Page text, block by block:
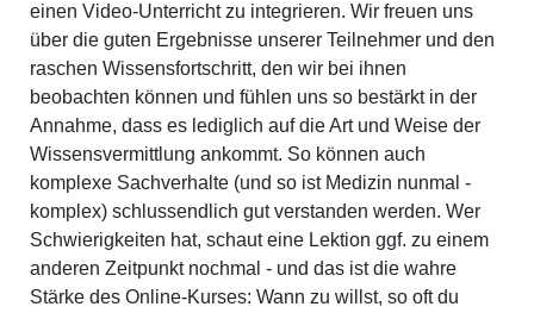
einen Video-Unterricht zu integrieren. Wir freuen uns
über die guten Ergebnisse unserer Teilnehmer und den
raschen Wissensfortschritt, den wir bei ihnen
beobachten können und fühlen uns so bestärkt in der
Annahme, dass es lediglich auf die Art und Weise der
Wissensvermittlung ankommt. So können auch
komplexe Sachverhalte (und so ist Medizin nunmal -
komplex) schlussendlich gut verstanden werden. Wer
Schwierigkeiten hat, schaut eine Lektion ggf. zu einem
anderen Zeitpunkt nochmal - und das ist die wahre
Stärke des Online-Kurses: Wann zu willst, so oft du